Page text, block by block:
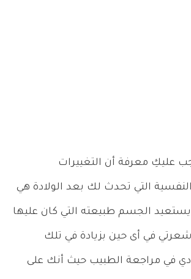
عليكِ معرفة أن التغييرات
التي تحدث لك بعد الولادة هي
الجسم طبيعته التي كان عليها
في أى حين بزيادة في تلك
في مراجعة الطبيب حيث أنك على